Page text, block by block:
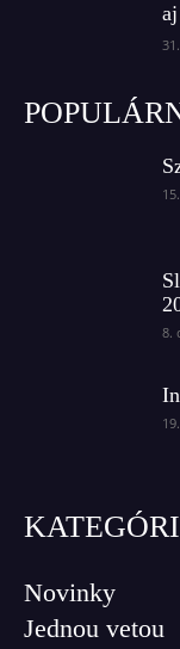
8.
Novinky
Jednou vetou